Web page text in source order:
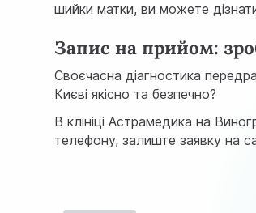
шийки матки, ви можете
Запис на прийом:
Своєчасна діагностика
Києві якісно та безпечно?
В клініці Астрамедика на
телефону, залиште заявку на